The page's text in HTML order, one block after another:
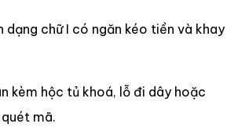
dạng chữ I có ngăn kéo tiền và khay
kèm hộc tủ khoá, lỗ đi dây hoặc
mã.